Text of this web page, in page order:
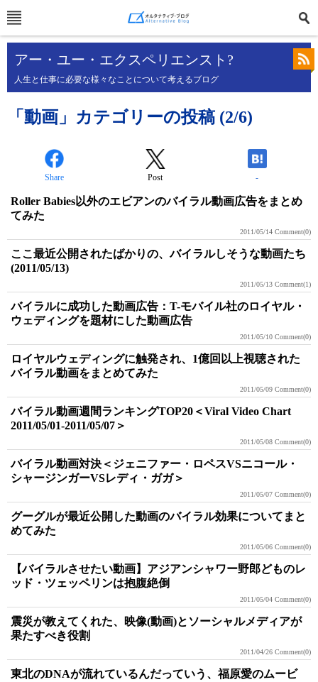
アー・ユー・エクスペリエンスト?
人生と仕事に必要な様々なことについて考えるブログ
「動画」カテゴリーの投稿 (2/6)
Share Post -
Roller Babies以外のエビアンのバイラル動画広告をまとめ
てみた
2011/05/14 Comment(0)
ここ最近公開されたばかりの、バイラルしそうな動画たち
(2011/05/13)
2011/05/13 Comment(1)
バイラルに成功した動画広告：T-モバイル社のロイヤル・
ウェディングを題材にした動画広告
2011/05/10 Comment(0)
ロイヤルウェディングに触発され、1億回以上視聴された
バイラル動画をまとめてみた
2011/05/09 Comment(0)
バイラル動画週間ランキングTOP20＜Viral Video Chart
2011/05/01-2011/05/07＞
2011/05/08 Comment(0)
バイラル動画対決＜ジェニファー・ロペスVSニコール・
シャージンガーVSレディ・ガガ＞
2011/05/07 Comment(0)
グーグルが最近公開した動画のバイラル効果についてまと
めてみた
2011/05/06 Comment(0)
【バイラルさせたい動画】アジアンシャワー野郎どものレ
ッド・ツェッペリンは抱腹絶倒
2011/05/04 Comment(0)
震災が教えてくれた、映像(動画)とソーシャルメディアが
果たすべき役割
2011/04/26 Comment(0)
東北のDNAが流れているんだっていう、福原愛のムービ